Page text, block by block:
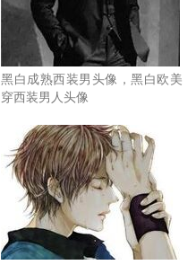
黑白成熟西装男头像，黑白欧美
穿西装男人头像